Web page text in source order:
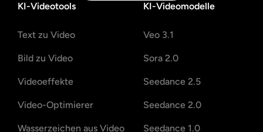
KI-Videotools
Text zu Video
Bild zu Video
Videoeffekte
Video-Optimierer
Wasserzeichen aus Video
KI-Videomodelle
Veo 3.1
Sora 2.0
Seedance 2.5
Seedance 2.0
Seedance 1.0